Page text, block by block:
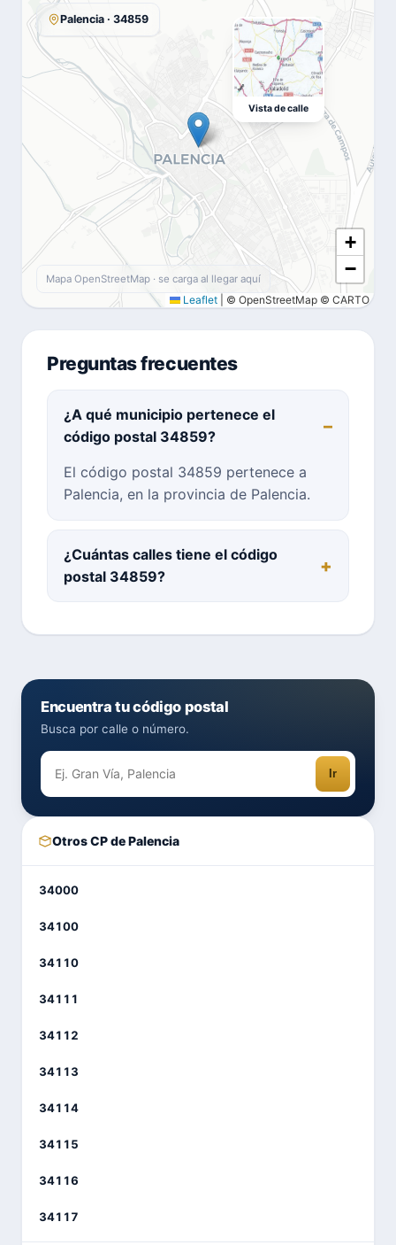
+
−
Leaflet © OpenStreetMap © CARTO
Palencia · 34859
Vista de calle
Mapa OpenStreetMap · se carga al llegar aquí
Preguntas frecuentes
¿A qué municipio pertenece el
código postal 34859?
El código postal 34859 pertenece a
Palencia, en la provincia de Palencia.
¿Cuántas calles tiene el código
postal 34859?
Encuentra tu código postal
Busca por calle o número.
Ir
Otros CP de Palencia
34000
34100
34110
34111
34112
34113
34114
34115
34116
34117